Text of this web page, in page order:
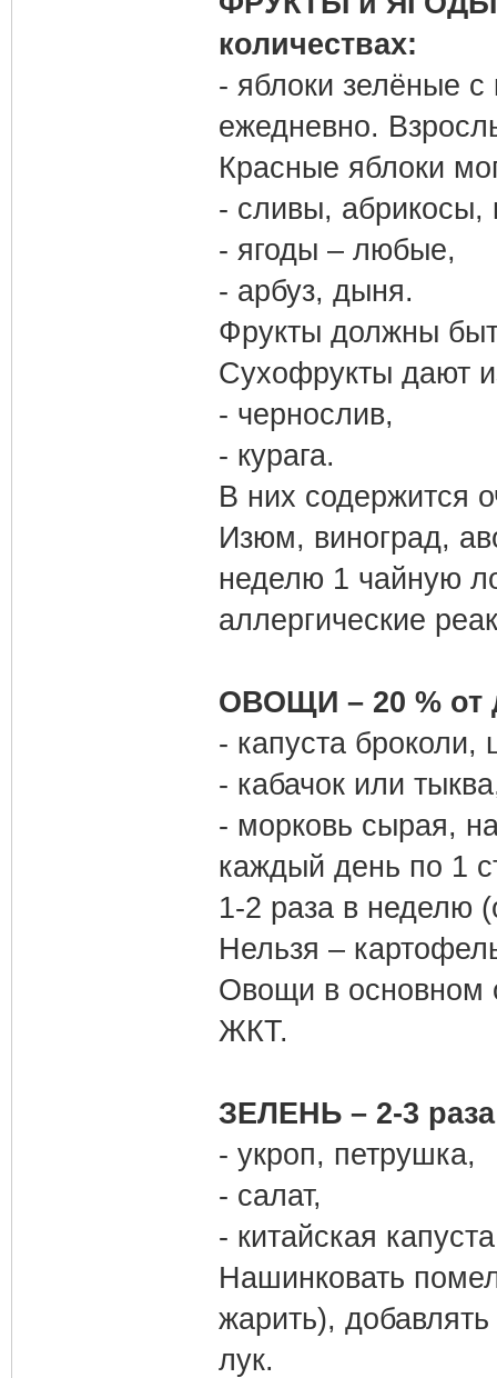
количествах:
- яблоки зелёные
ежедневно.
Красные яблоки
- сливы, абрикосы,
- ягоды – любые,
- арбуз, дыня.
Фрукты должны
Сухофрукты дают
- чернослив,
- курага.
В них содержится
Изюм, виноград,
неделю 1 чайную
аллергические
ОВОЩИ – 20 % от
- капуста броколи,
- кабачок или
- морковь сырая,
каждый день по 1
1-2 раза в неделю
Нельзя –
Овощи в основном
ЖКТ.
ЗЕЛЕНЬ – 2-3
- укроп, петрушка,
- салат,
- китайская
Нашинковать
жарить),
лук.